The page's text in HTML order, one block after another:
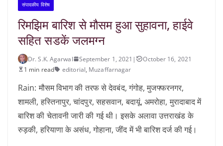
संपादकीय विशेष
रिमझिम बारिश से मौसम हुआ सुहावना, हाईवे
सहित सडकें जलमग्न
Dr. S.K. Agarwal September 1, 2021 |
October 16, 2021
1 min read
editorial, Muzaffarnagar
Rain: मौसम विभाग की तरफ से देवबंद, गंगोह, मुजफ्फरनगर,
शामली, हस्तिनापुर, चांदपुर, सहसवान, बदायूं, अमरोहा, मुरादाबाद में
बारिश की चेतावनी जारी की गई थी। इसके अलावा उत्तराखंड के
रुड़की, हरियाणा के असंध, गोहाना, जींद में भी बारिश दर्ज की गई।